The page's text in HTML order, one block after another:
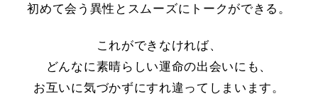
初めて会う異性とスムーズにトークができる。
これができなければ、
どんなに素晴らしい運命の出会いにも、
お互いに気づかずにすれ違ってしまいます。